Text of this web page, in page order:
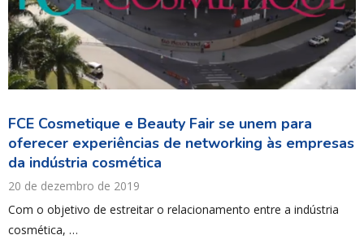
FCE Cosmetique e Beauty Fair se unem para
oferecer experiências de networking às empresas
da indústria cosmética
20 de dezembro de 2019
Com o objetivo de estreitar o relacionamento entre a indústria
cosmética, …